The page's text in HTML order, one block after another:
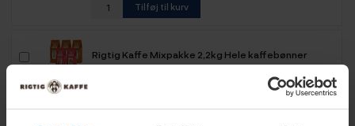
Tilføj til kurv
Rigtig Kaffe Mixpakke 2,2kg Hele kaffebønner